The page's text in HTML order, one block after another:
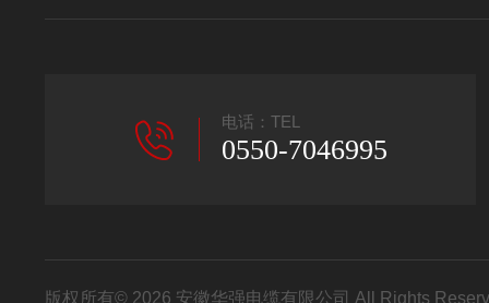
电话：TEL
0550-7046995
版权所有© 2026 安徽华强电缆有限公司 All Rights